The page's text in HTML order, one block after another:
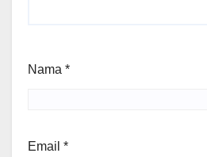
Nama *
Email *